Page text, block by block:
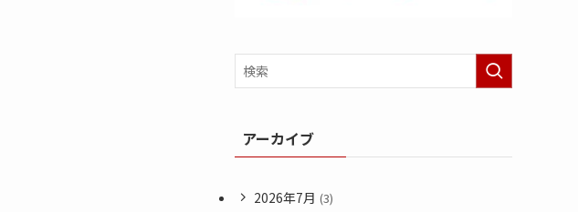
アーカイブ
2026年7月 (3)